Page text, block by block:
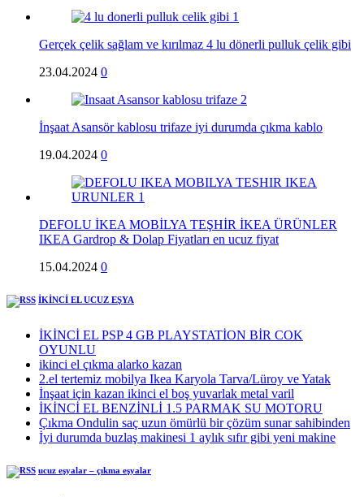
Gerçek çelik sağlam ve kırılmaz 4 lu dönerli pulluk çelik gibi
23.04.2024 0
İnşaat Asansör kablosu trifaze iyi durumda çıkma kablo
19.04.2024 0
DEFOLU İKEA MOBİLYA TEŞHİR İKEA ÜRÜNLER
IKEA Gardrop & Dolap Fiyatları en ucuz fiyat
15.04.2024 0
İKİNCİ EL UCUZ EŞYA
İKİNCİ EL PSP 4 GB PLAYSTATİON BİR COK
OYUNLU
ikinci el çıkma alarko kazan
2.el tertemiz mobilya Ikea Karyola Tarva/Lüroy ve Yatak
İnşaat için kazan ikinci el boş yuvarlak metal varil
İKİNCİ EL BENZİNLİ 1.5 PARMAK SU MOTORU
Çıkma Ondulin saç uzun ömürlü bir çözüm sunar sahibinden
İyi durumda buzlaş makinesi 1 aylık sıfır gibi yeni makine
ucuz eşyalar – çıkma eşyalar